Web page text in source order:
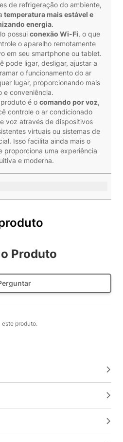
de refrigeração do ambiente,
temperatura mais estável e
energia.
possui conexão Wi-Fi, o que
o aparelho remotamente
em seu smartphone ou tablet.
pode ligar, desligar, ajustar a
o funcionamento do ar
lugar, proporcionando mais
e conveniência.
é o comando por voz,
controle o ar condicionado
voz através de dispositivos
virtuais ou sistemas de
Isso facilita ainda mais o
proporciona uma experiência
e moderna.
Produto
este produto.